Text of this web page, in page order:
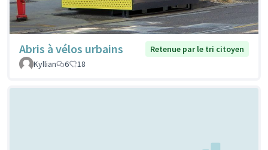
Abris à vélos urbains
Retenue par le tri citoyen
Kyllian
6 18